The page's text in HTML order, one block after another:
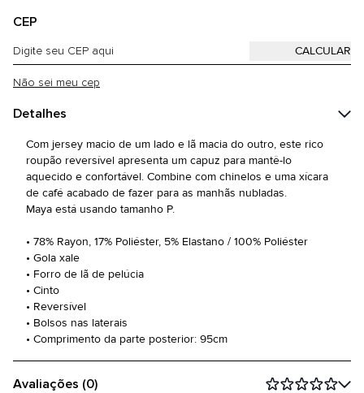
CEP
Não sei meu cep
Detalhes
Com jersey macio de um lado e lã macia do outro, este rico
roupão reversível apresenta um capuz para mantê-lo
aquecido e confortável. Combine com chinelos e uma xícara
de café acabado de fazer para as manhãs nubladas.
Maya está usando tamanho P.
• 78% Rayon, 17% Poliéster, 5% Elastano / 100% Poliéster
• Gola xale
• Forro de lã de pelúcia
• Cinto
• Reversível
• Bolsos nas laterais
• Comprimento da parte posterior: 95cm
Avaliações (0)